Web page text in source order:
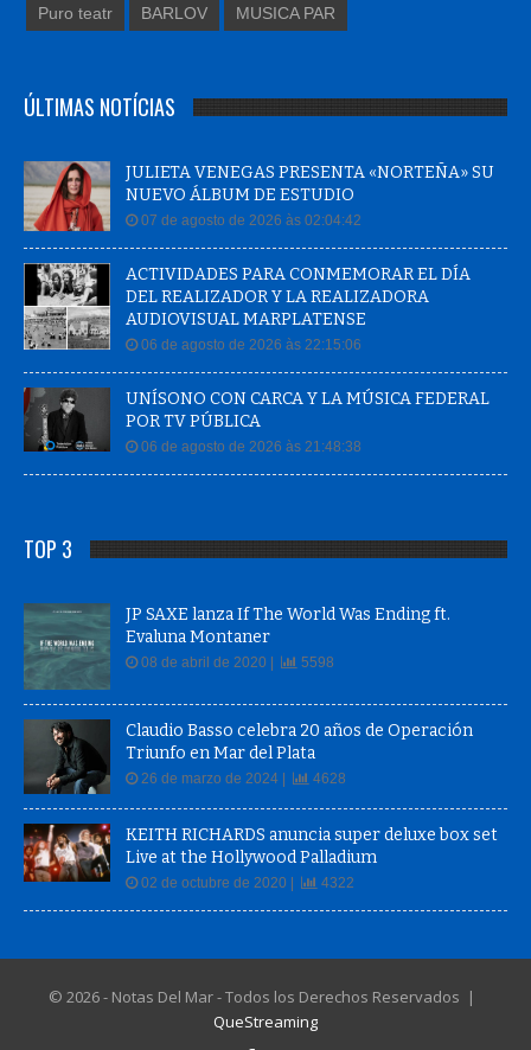
Puro teatr BARLOV MUSICA PAR
ÚLTIMAS NOTÍCIAS
JULIETA VENEGAS PRESENTA «NORTEÑA» SU
NUEVO ÁLBUM DE ESTUDIO
07 de agosto de 2026 às 02:04:42
ACTIVIDADES PARA CONMEMORAR EL DÍA
DEL REALIZADOR Y LA REALIZADORA
AUDIOVISUAL MARPLATENSE
06 de agosto de 2026 às 22:15:06
UNÍSONO CON CARCA Y LA MÚSICA FEDERAL
POR TV PÚBLICA
06 de agosto de 2026 às 21:48:38
TOP 3
JP SAXE lanza If The World Was Ending ft.
Evaluna Montaner
08 de abril de 2020 | 5598
Claudio Basso celebra 20 años de Operación
Triunfo en Mar del Plata
26 de marzo de 2024 | 4628
KEITH RICHARDS anuncia super deluxe box set
Live at the Hollywood Palladium
02 de octubre de 2020 | 4322
© 2026 - Notas Del Mar - Todos los Derechos Reservados |
QueStreaming